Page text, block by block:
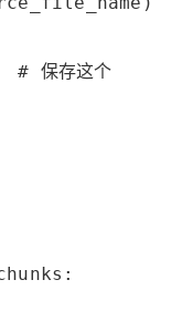
保存这个